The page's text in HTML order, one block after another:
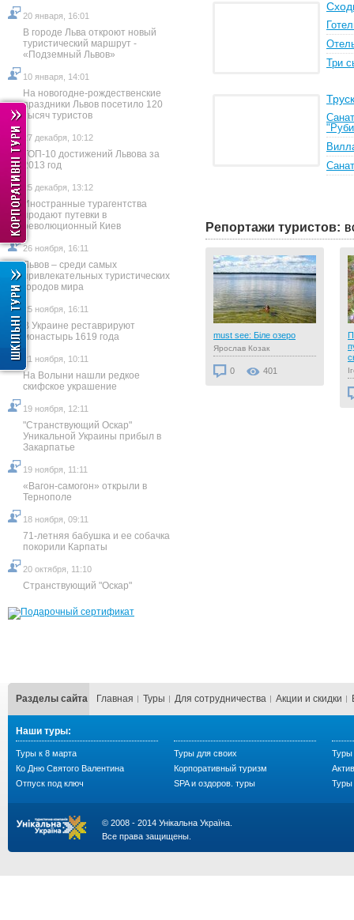
20 января, 16:01
В городе Льва откроют новый
туристический маршрут -
«Подземный Львов»
10 января, 14:01
На новогодне-рождественские
праздники Львов посетило 120
тысяч туристов
27 декабря, 10:12
ТОП-10 достижений Львова за
2013 год
25 декабря, 13:12
Иностранные турагентства
продают путевки в
революционный Киев
26 ноября, 16:11
Львов – среди самых
привлекательных туристических
городов мира
25 ноября, 16:11
В Украине реставрируют
монастырь 1619 года
21 ноября, 10:11
На Волыни нашли редкое
скифское украшение
19 ноября, 12:11
"Странствующий Оскар"
Уникальной Украины прибыл в
Закарпатье
19 ноября, 11:11
«Вагон-самогон» открыли в
Тернополе
18 ноября, 09:11
71-летняя бабушка и ее собачка
покорили Карпаты
20 октября, 11:10
Странствующий "Оскар"
Три
Репортажи туристов:
- душа Кам'янець-Подільський must see: Біле озеро
Ярослав Козак
0 401
Разделы сайта Главная Туры Для сотрудничества Акции и скидки
Наши туры:
Туры к 8 марта
Ко Дню Святого Валентина
Отпуск под ключ
Туры для своих
Корпоративный туризм
SPA и оздоров. туры
Туры
Туры
© 2008 - 2014 Унікальна Україна.
Все права защищены.